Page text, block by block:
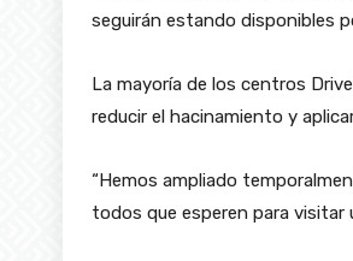
seguirán estando disponibles
La mayoría de los centros
reducir el hacinamiento y
“Hemos ampliado
todos que esperen para visitar